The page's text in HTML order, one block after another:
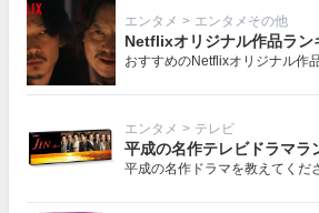
エンタメ > エンタメその他
Netflixオリジナル作品ラン
おすすめのNetflixオリジナル作
エンタメ > テレビ
平成の名作テレビドラマラ
平成の名作ドラマを教えてくだ